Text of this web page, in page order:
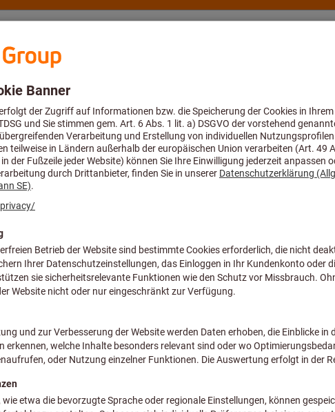
Beratung und Support
Dynamische Gewindebohrer
Maschinen-
Netto: 26,20 €